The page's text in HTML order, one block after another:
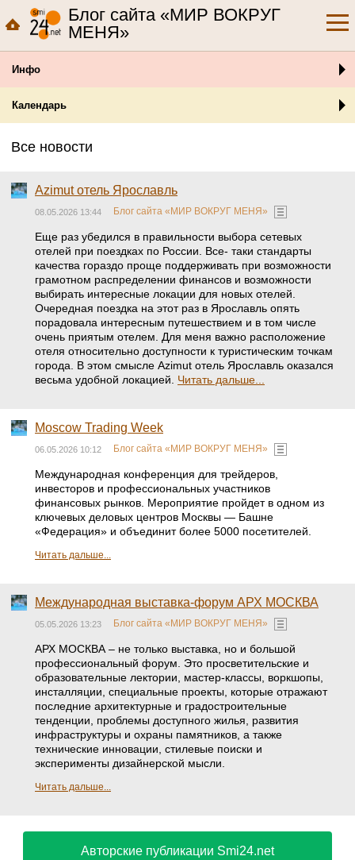
Блог сайта «МИР ВОКРУГ
МЕНЯ»
Инфо
Календарь
Все новости
Azimut отель Ярославль
08.05.2026 13:44 Блог сайта «МИР ВОКРУГ МЕНЯ»
Еще раз убедился в правильности выбора сетевых
отелей при поездках по России. Все- таки стандарты
качества гораздо проще поддерживать при возможности
грамотном распределении финансов и возможности
выбирать интересные локации для новых отелей.
Очередная поездка на этот раз в Ярославль опять
порадовала интересным путешествием и в том числе
очень приятым отелем. Для меня важно расположение
отеля относительно доступности к туристическим точкам
города. В этом смысле Azimut отель Ярославль оказался
весьма удобной локацией. Читать дальше...
Moscow Trading Week
06.05.2026 10:12 Блог сайта «МИР ВОКРУГ МЕНЯ»
Международная конференция для трейдеров,
инвесторов и профессиональных участников
финансовых рынков. Мероприятие пройдет в одном из
ключевых деловых центров Москвы — Башне
«Федерация» и объединит более 5000 посетителей.
Читать дальше...
Международная выставка-форум АРХ МОСКВА
05.05.2026 13:23 Блог сайта «МИР ВОКРУГ МЕНЯ»
АРХ МОСКВА – не только выставка, но и большой
профессиональный форум. Это просветительские и
образовательные лектории, мастер-классы, воркшопы,
инсталляции, специальные проекты, которые отражают
последние архитектурные и градостроительные
тенденции, проблемы доступного жилья, развития
инфраструктуры и охраны памятников, а также
технические инновации, стилевые поиски и
эксперименты дизайнерской мысли.
Читать дальше...
Авторские публикации Smi24.net